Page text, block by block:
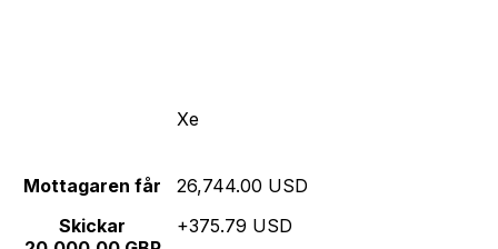
Xe
Mottagaren får
Skickar
26,744.00 USD
+375.79 USD